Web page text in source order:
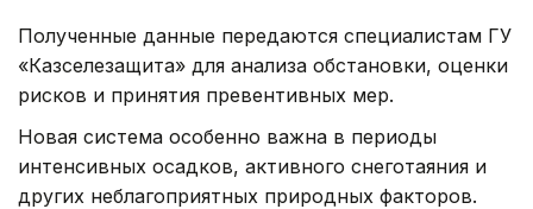
Полученные данные передаются специалистам ГУ
«Казселезащита» для анализа обстановки, оценки
рисков и принятия превентивных мер.
Новая система особенно важна в периоды
интенсивных осадков, активного снеготаяния и
других неблагоприятных природных факторов.